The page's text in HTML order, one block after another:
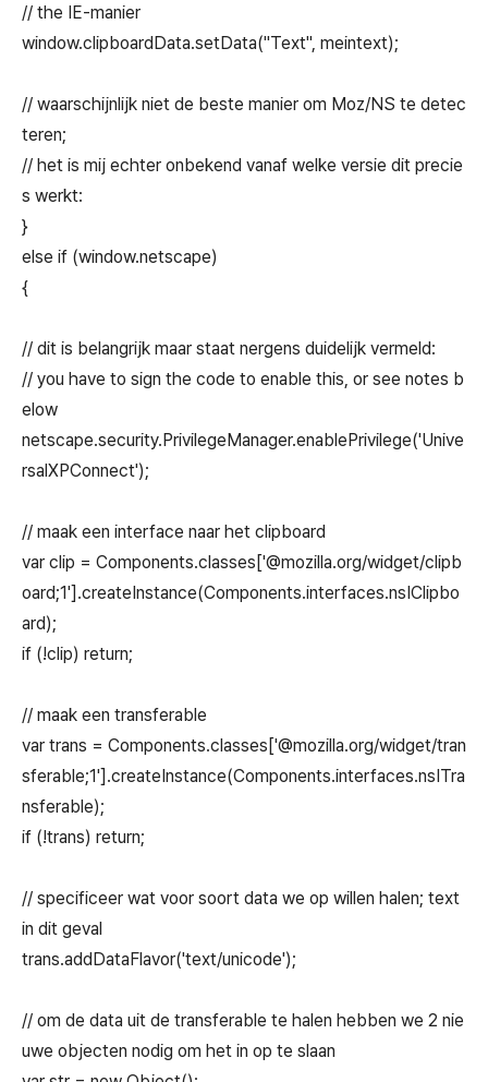
// the IE-manier
window.clipboardData.setData("Text", meintext);
// waarschijnlijk niet de beste manier om Moz/NS te detec
teren;
// het is mij echter onbekend vanaf welke versie dit precie
s werkt:
}
else if (window.netscape)
{
// dit is belangrijk maar staat nergens duidelijk vermeld:
// you have to sign the code to enable this, or see notes b
elow
netscape.security.PrivilegeManager.enablePrivilege('Unive
rsalXPConnect');
// maak een interface naar het clipboard
var clip = Components.classes['@mozilla.org/widget/clipb
oard;1'].createInstance(Components.interfaces.nsIClipbo
ard);
if (!clip) return;
// maak een transferable
var trans = Components.classes['@mozilla.org/widget/tran
sferable;1'].createInstance(Components.interfaces.nsITra
nsferable);
if (!trans) return;
// specificeer wat voor soort data we op willen halen; text
in dit geval
trans.addDataFlavor('text/unicode');
// om de data uit de transferable te halen hebben we 2 nie
uwe objecten nodig om het in op te slaan